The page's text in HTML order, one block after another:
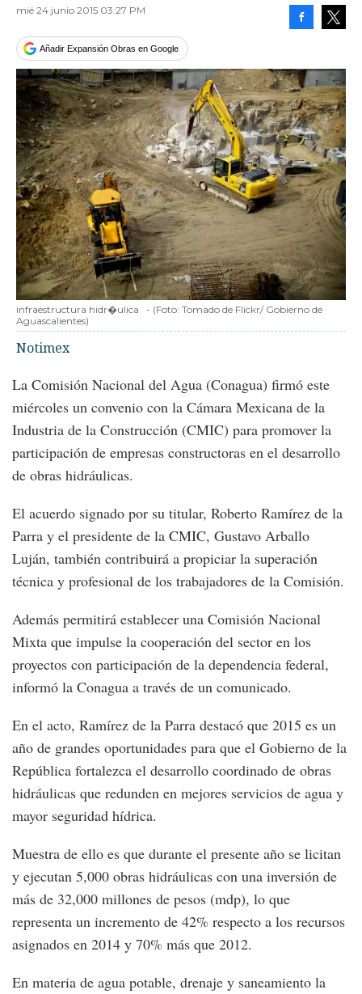
mié 24 junio 2015 03:27 PM
Añadir Expansión Obras en Google
infraestructura hidr�ulica - (Foto: Tomado de Flickr/ Gobierno de
Aguascalientes)
Notimex
La Comisión Nacional del Agua (Conagua) firmó este
miércoles un convenio con la Cámara Mexicana de la
Industria de la Construcción (CMIC) para promover la
participación de empresas constructoras en el desarrollo
de obras hidráulicas.
El acuerdo signado por su titular, Roberto Ramírez de la
Parra y el presidente de la CMIC, Gustavo Arballo
Luján, también contribuirá a propiciar la superación
técnica y profesional de los trabajadores de la Comisión.
Además permitirá establecer una Comisión Nacional
Mixta que impulse la cooperación del sector en los
proyectos con participación de la dependencia federal,
informó la Conagua a través de un comunicado.
En el acto, Ramírez de la Parra destacó que 2015 es un
año de grandes oportunidades para que el Gobierno de la
República fortalezca el desarrollo coordinado de obras
hidráulicas que redunden en mejores servicios de agua y
mayor seguridad hídrica.
Muestra de ello es que durante el presente año se licitan
y ejecutan 5,000 obras hidráulicas con una inversión de
más de 32,000 millones de pesos (mdp), lo que
representa un incremento de 42% respecto a los recursos
asignados en 2014 y 70% más que 2012.
En materia de agua potable, drenaje y saneamiento la